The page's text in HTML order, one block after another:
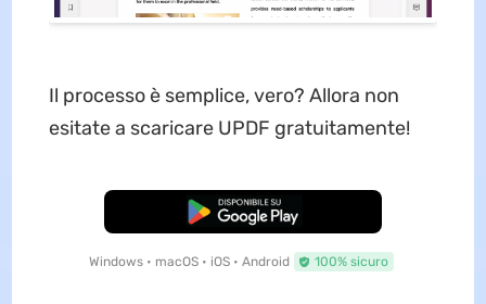
Il processo è semplice, vero? Allora non
esitate a scaricare UPDF gratuitamente!
Download Gratis
Windows • macOS • iOS • Android 100% sicuro